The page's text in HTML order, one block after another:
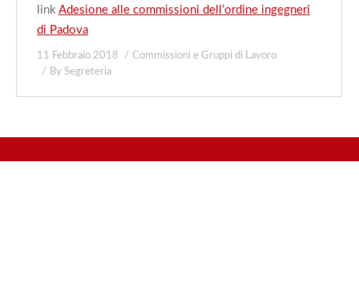
link Adesione alle commissioni dell’ordine ingegneri
di Padova
11 Febbraio 2018
Commissioni e Gruppi di Lavoro
By Segreteria